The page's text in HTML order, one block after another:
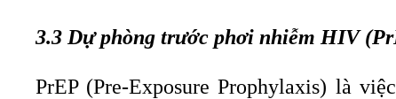
3.3 Dự phòng trước phơi nhiễm HIV
PrEP (Pre-Exposure Prophylaxis) là